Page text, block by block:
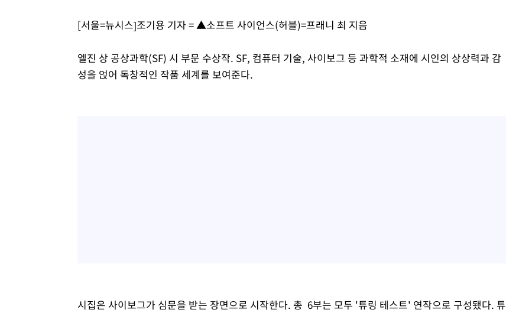
[서울=뉴시스]조기용 기자 = ▲소프트 사이언스(허블)=프래니 최 지음
엘진 상 공상과학(SF) 시 부문 수상작. SF, 컴퓨터 기술, 사이보그 등 과학적 소재에 시인의 상상력과 감
성을 얹어 독창적인 작품 세계를 보여준다.
시집은 사이보그가 심문을 받는 장면으로 시작한다. 총 6부는 모두 '튜링 테스트' 연작으로 구성됐다. 튜